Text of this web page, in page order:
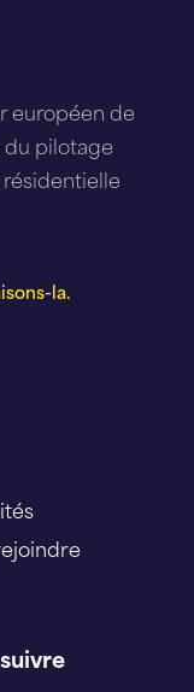
européen de
du pilotage
la.